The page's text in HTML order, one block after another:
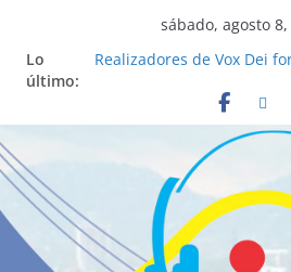
sábado, agosto 8,
Lo
último:
Realizadores de Vox Dei
La ciencia desvela los 5
fácilmente un católico
“Superancianos”
Pop Up Market atrae a
dinamiza la economía local
Salud mental a la mesa:
hablarlo en familia